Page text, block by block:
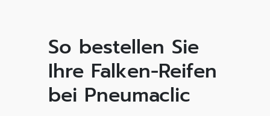
So bestellen Sie
Ihre Falken-Reifen
bei Pneumaclic